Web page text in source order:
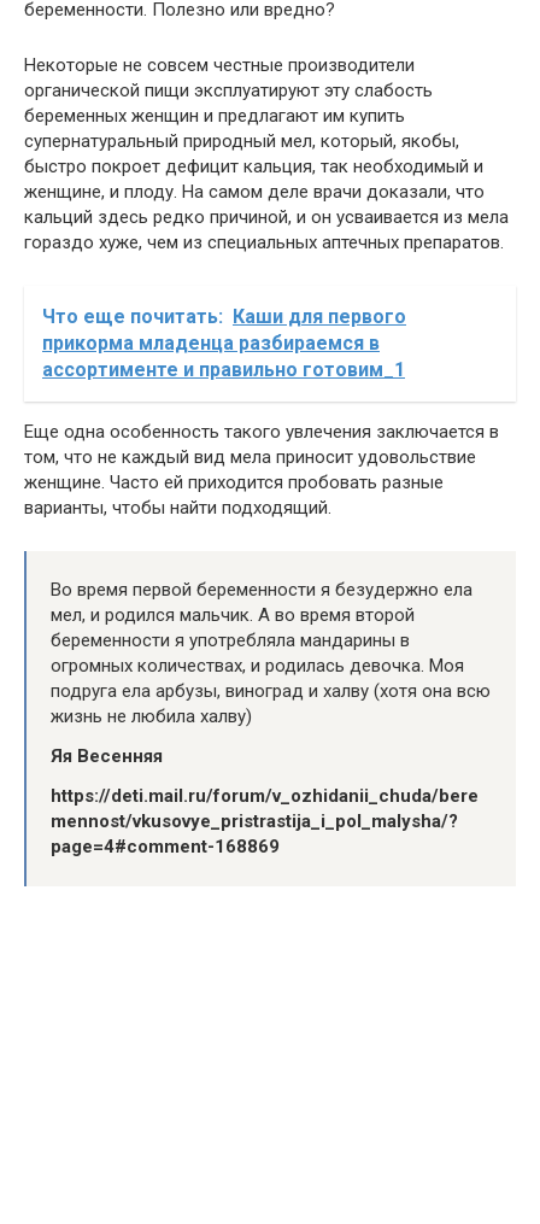
беременности. Полезно или вредно?
Некоторые не совсем честные производители
органической пищи эксплуатируют эту слабость
беременных женщин и предлагают им купить
супернатуральный природный мел, который, якобы,
быстро покроет дефицит кальция, так необходимый и
женщине, и плоду. На самом деле врачи доказали, что
кальций здесь редко причиной, и он усваивается из мела
гораздо хуже, чем из специальных аптечных препаратов.
Что еще почитать: Каши для первого
прикорма младенца разбираемся в
ассортименте и правильно готовим_1
Еще одна особенность такого увлечения заключается в
том, что не каждый вид мела приносит удовольствие
женщине. Часто ей приходится пробовать разные
варианты, чтобы найти подходящий.
Во время первой беременности я безудержно ела
мел, и родился мальчик. А во время второй
беременности я употребляла мандарины в
огромных количествах, и родилась девочка. Моя
подруга ела арбузы, виноград и халву (хотя она всю
жизнь не любила халву)
Яя Весенняя
https://deti.mail.ru/forum/v_ozhidanii_chuda/bere
mennost/vkusovye_pristrastija_i_pol_malysha/?
page=4#comment-168869